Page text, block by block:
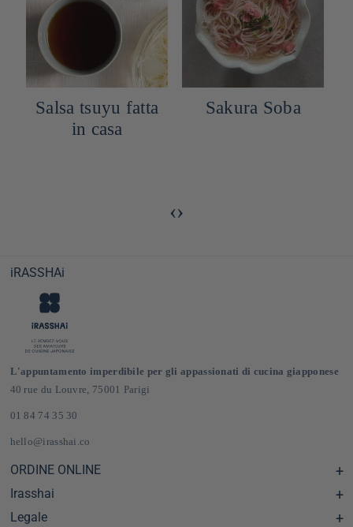
Salsa tsuyu fatta
in casa
Sakura Soba
‹›
iRASSHAi
L'appuntamento imperdibile per gli appassionati di cucina giapponese
40 rue du Louvre, 75001 Parigi
01 84 74 35 30
hello@irasshai.co
ORDINE ONLINE
Centro assistenza e Domande frequenti
Consegna e spese di spedizione in Francia e in Europa
Irasshai
Orari di apertura al numero 40 di rue du Louvre, Parigi
Legale